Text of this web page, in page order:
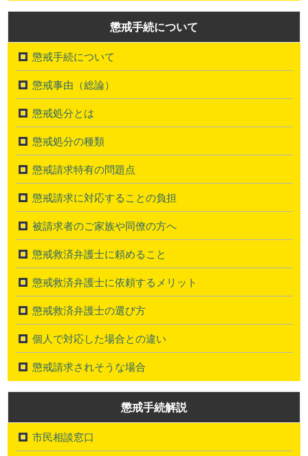
懲戒手続について
懲戒手続について
懲戒事由（総論）
懲戒処分とは
懲戒処分の種類
懲戒請求特有の問題点
懲戒請求に対応することの負担
被請求者のご家族や同僚の方へ
懲戒救済弁護士に頼めること
懲戒救済弁護士に依頼するメリット
懲戒救済弁護士の選び方
個人で対応した場合との違い
懲戒請求されそうな場合
懲戒手続解説
市民相談窓口